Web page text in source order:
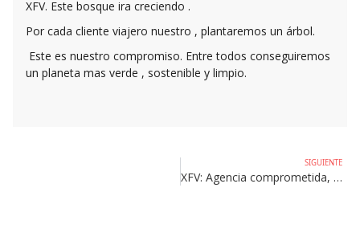
XFV. Este bosque ira creciendo .
Por cada cliente viajero nuestro , plantaremos un árbol.
Este es nuestro compromiso. Entre todos conseguiremos
un planeta mas verde , sostenible y limpio.
SIGUIENTE
XFV: Agencia comprometida, Agencia responsable